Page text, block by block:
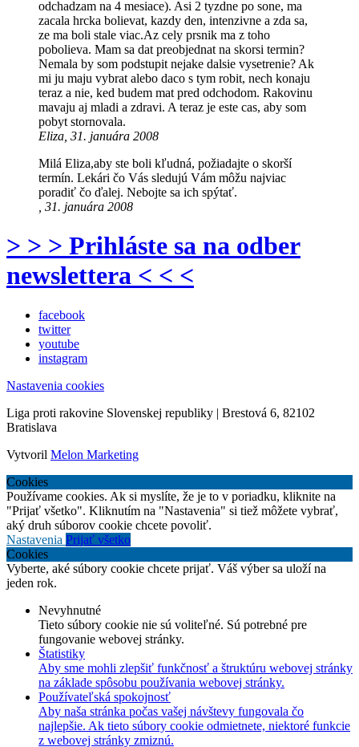
odchadzam na 4 mesiace). Asi 2 tyzdne po sone, ma
zacala hrcka bolievat, kazdy den, intenzivne a zda sa,
ze ma boli stale viac.Az cely prsnik ma z toho
pobolieva. Mam sa dat preobjednat na skorsi termin?
Nemala by som podstupit nejake dalsie vysetrenie? Ak
mi ju maju vybrat alebo daco s tym robit, nech konaju
teraz a nie, ked budem mat pred odchodom. Rakovinu
mavaju aj mladi a zdravi. A teraz je este cas, aby som
pobyt stornovala.
Eliza, 31. januára 2008
Milá Eliza,aby ste boli kľudná, požiadajte o skorší
termín. Lekári čo Vás sledujú Vám môžu najviac
poradiť čo ďalej. Nebojte sa ich spýtať.
, 31. januára 2008
> > > Prihláste sa na odber
newslettera < < <
facebook
twitter
youtube
instagram
Nastavenia cookies
Liga proti rakovine Slovenskej republiky | Brestová 6, 82102
Bratislava
Vytvoril Melon Marketing
Cookies
Používame cookies. Ak si myslíte, že je to v poriadku, kliknite na
"Prijať všetko". Kliknutím na "Nastavenia" si tiež môžete vybrať,
aký druh súborov cookie chcete povoliť.
Nastavenia Prijať všetko
Cookies
Vyberte, aké súbory cookie chcete prijať. Váš výber sa uloží na
jeden rok.
Nevyhnutné
Tieto súbory cookie nie sú voliteľné. Sú potrebné pre
fungovanie webovej stránky.
Štatistiky
Aby sme mohli zlepšiť funkčnosť a štruktúru webovej stránky
na základe spôsobu používania webovej stránky.
Používateľská spokojnosť
Aby naša stránka počas vašej návštevy fungovala čo
najlepšie. Ak tieto súbory cookie odmietnete, niektoré funkcie
z webovej stránky zmiznú.